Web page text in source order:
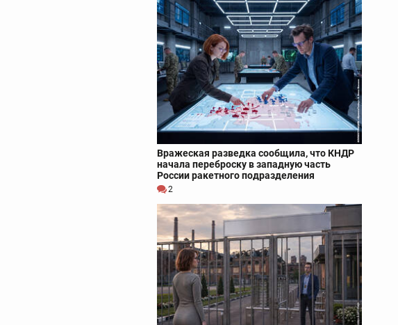
Вражеская разведка сообщила, что КНДР
начала переброску в западную часть
России ракетного подразделения
2